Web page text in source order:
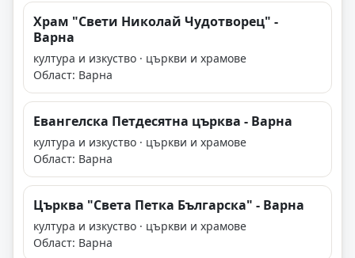
Храм "Свети Николай Чудотворец" -
Варна
култура и изкуство · църкви и храмове
Област: Варна
Евангелска Петдесятна църква - Варна
култура и изкуство · църкви и храмове
Област: Варна
Църква "Света Петка Българска" - Варна
култура и изкуство · църкви и храмове
Област: Варна